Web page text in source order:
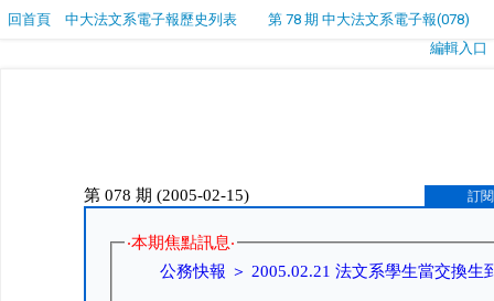
回首頁 中大法文系電子報歷史列表
第 78 期 中大法文系電子報(078)
編輯入口